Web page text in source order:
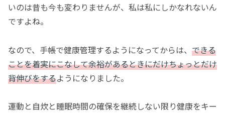
いのは昔も今も変わりませんが、私は私にしかなれないん
ですよね。
なので、手帳で健康管理するようになってからは、 できる
ことを着実にこなして余裕があるときにだけちょっとだけ
背伸びをするようになりました。
運動と自炊と睡眠時間の確保を継続しない限り健康をキー